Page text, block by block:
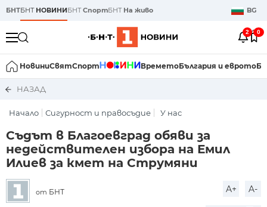
БНТБНТ НОВИНИБНТСпортБНТ На живо BG
2 0
НовиниСвятСпорт ВреметоБългария и еврото
НАЗАД
Начало Сигурност и правосъдие У нас
Съдът в Благоевград обяви за
недействителен избора на Емил
Илиев за кмет на Струмяни
от БНТ A+ A-